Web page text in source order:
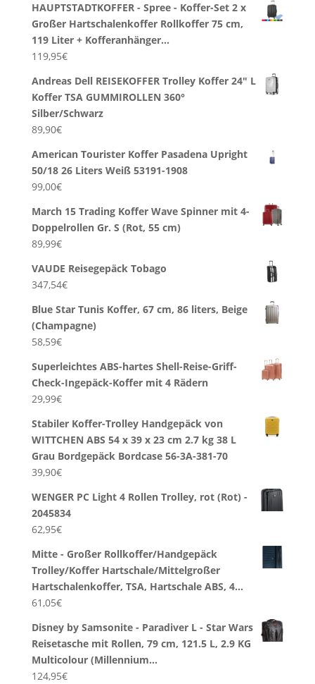
HAUPTSTADTKOFFER - Spree - Koffer-Set 2 x
Großer Hartschalenkoffer Rollkoffer 75 cm,
119 Liter + Kofferanhänger…
119,95€
Andreas Dell REISEKOFFER Trolley Koffer 24" L
Koffer TSA GUMMIROLLEN 360°
Silber/Schwarz
89,90€
American Tourister Koffer Pasadena Upright
50/18 26 Liters Weiß 53191-1908
99,00€
March 15 Trading Koffer Wave Spinner mit 4-
Doppelrollen Gr. S (Rot, 55 cm)
89,99€
VAUDE Reisegepäck Tobago
347,54€
Blue Star Tunis Koffer, 67 cm, 86 liters, Beige
(Champagne)
58,59€
Superleichtes ABS-hartes Shell-Reise-Griff-
Check-Ingepäck-Koffer mit 4 Rädern
29,99€
Stabiler Koffer-Trolley Handgepäck von
WITTCHEN ABS 54 x 39 x 23 cm 2.7 kg 38 L
Grau Bordgepäck Bordcase 56-3A-381-70
39,90€
WENGER PC Light 4 Rollen Trolley, rot (Rot) -
2045834
62,95€
Mitte - Großer Rollkoffer/Handgepäck
Trolley/Koffer Hartschale/Mittelgroßer
Hartschalenkoffer, TSA, Hartschale ABS, 4…
61,05€
Disney by Samsonite - Paradiver L - Star Wars
Reisetasche mit Rollen, 79 cm, 121.5 L, 2.9 KG
Multicolour (Millennium…
124,95€